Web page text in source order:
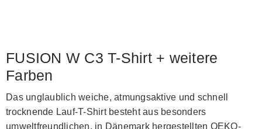
FUSION W C3 T-Shirt + weitere
Farben
Das unglaublich weiche, atmungsaktive und schnell
trocknende Lauf-T-Shirt besteht aus besonders
umweltfreundlichen, in Dänemark hergestellten OEKO-